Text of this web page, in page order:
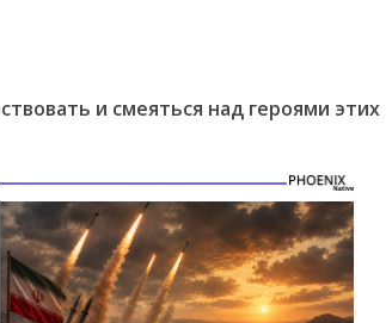
и смеяться над героями этих